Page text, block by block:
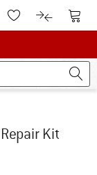
Til huskesedlen.
Til Til
Kit